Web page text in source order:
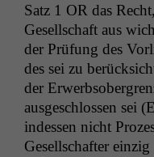
Satz 1 OR das
Gesellschaft aus
der Prü­fung des
des sei zu
der
aus­geschlossen sei
indessen nicht
Gesellschafter